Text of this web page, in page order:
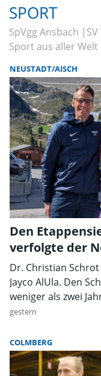
SPORT
SpVgg Ansbach
Sport aus aller Welt
NEUSTADT/AISCH
Den
verfolgte der
Dr. Christian
Jayco AlUla. Den
weniger als zwei
gestern
COLMBERG